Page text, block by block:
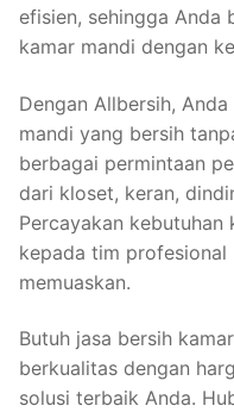
efisien, sehingga Anda
kamar mandi dengan
Dengan Allbersih,
mandi yang bersih
berbagai permintaan
dari kloset, keran,
Percayakan kebutuhan
kepada tim profesional
memuaskan.
Butuh jasa bersih
berkualitas dengan
solusi terbaik Anda.